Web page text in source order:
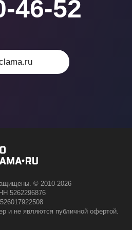
46-52
© 2010-2026
5262296876
и не являются публичной офертой.